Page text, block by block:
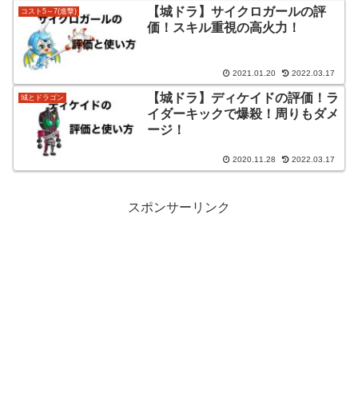
コスト5～7(進撃)
【城ドラ】サイクロガールの評
価！スキル重視の高火力！
2021.01.20 2022.03.17
城とドラゴン
【城ドラ】ディケイドの評価！ラ
イダーキックで爆殺！周りもダメ
ージ！
2020.11.28 2022.03.17
スポンサーリンク